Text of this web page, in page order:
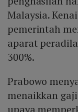
Malaysia.
pemerintah
aparat
300%.
Prabowo
menaikkan